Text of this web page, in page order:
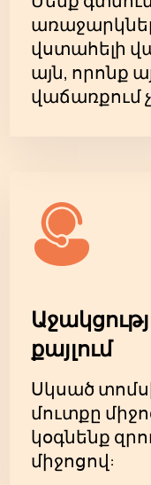
վստահելի
այն, որոնք
վաճառքում
քայլում
Սկսած
մուտքը
կօգնենք
միջոցով: